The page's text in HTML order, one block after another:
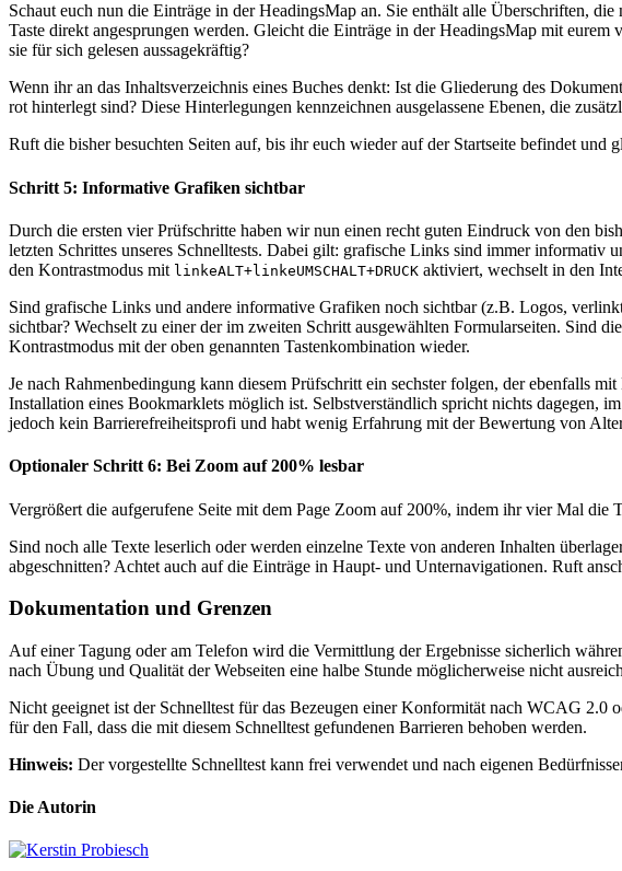
Schaut euch nun die Einträge in der HeadingsMap an. Sie enthält alle Überschriften, die
Taste direkt angesprungen werden. Gleicht die Einträge in der HeadingsMap mit
sie für sich gelesen aussagekräftig?
Wenn ihr an das Inhaltsverzeichnis eines Buches denkt: Ist die Gliederung des
rot hinterlegt sind? Diese Hinterlegungen kennzeichnen ausgelassene Ebenen, die
Ruft die bisher besuchten Seiten auf, bis ihr euch wieder auf der Startseite befindet
Schritt 5: Informative Grafiken sichtbar
Durch die ersten vier Prüfschritte haben wir nun einen recht guten Eindruck von den
letzten Schrittes unseres Schnelltests. Dabei gilt: grafische Links sind immer informativ
den Kontrastmodus mit linkeALT+linkeUMSCHALT+DRUCK aktiviert, wechselt in den
Sind grafische Links und andere informative Grafiken noch sichtbar (z.B. Logos,
sichtbar? Wechselt zu einer der im zweiten Schritt ausgewählten Formularseiten. Sind
Kontrastmodus mit der oben genannten Tastenkombination wieder.
Je nach Rahmenbedingung kann diesem Prüfschritt ein sechster folgen, der ebenfalls
Installation eines Bookmarklets möglich ist. Selbstverständlich spricht nichts dagegen,
jedoch kein Barrierefreiheitsprofi und habt wenig Erfahrung mit der Bewertung von
Optionaler Schritt 6: Bei Zoom auf 200% lesbar
Vergrößert die aufgerufene Seite mit dem Page Zoom auf 200%, indem ihr vier Mal die
Sind noch alle Texte leserlich oder werden einzelne Texte von anderen Inhalten
abgeschnitten? Achtet auch auf die Einträge in Haupt- und Unternavigationen. Ruft
Dokumentation und Grenzen
Auf einer Tagung oder am Telefon wird die Vermittlung der Ergebnisse sicherlich
nach Übung und Qualität der Webseiten eine halbe Stunde möglicherweise nicht
Nicht geeignet ist der Schnelltest für das Bezeugen einer Konformität nach WCAG 2.0
für den Fall, dass die mit diesem Schnelltest gefundenen Barrieren behoben werden.
Hinweis: Der vorgestellte Schnelltest kann frei verwendet und nach eigenen
Die Autorin